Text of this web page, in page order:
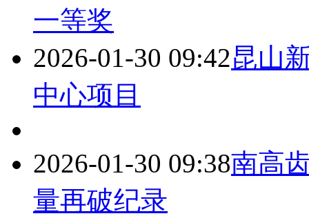
一等奖
2026-01-30 09:42昆山
中心项目
2026-01-30 09:38南高
量再破纪录